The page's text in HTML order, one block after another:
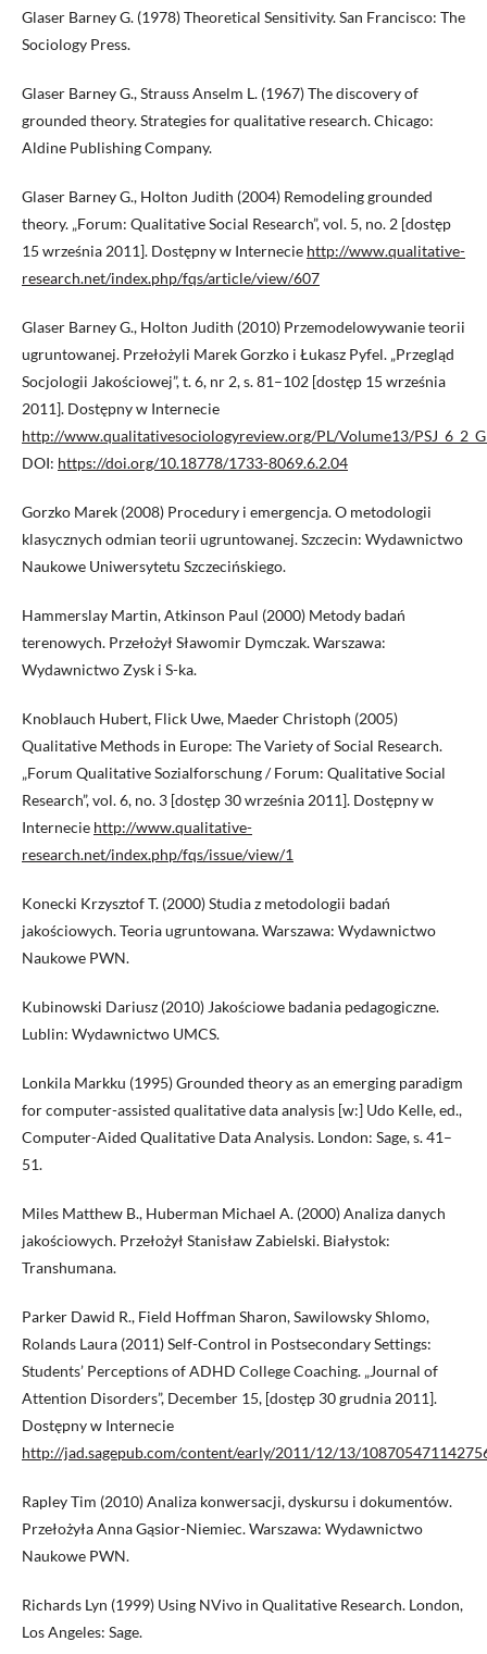
Glaser Barney G. (1978) Theoretical Sensitivity. San Francisco: The
Sociology Press.
Glaser Barney G., Strauss Anselm L. (1967) The discovery of
grounded theory. Strategies for qualitative research. Chicago:
Aldine Publishing Company.
Glaser Barney G., Holton Judith (2004) Remodeling grounded
theory. „Forum: Qualitative Social Research”, vol. 5, no. 2 [dostęp
15 września 2011]. Dostępny w Internecie http://www.qualitative-
research.net/index.php/fqs/article/view/607
Glaser Barney G., Holton Judith (2010) Przemodelowywanie teorii
ugruntowanej. Przełożyli Marek Gorzko i Łukasz Pyfel. „Przegląd
Socjologii Jakościowej”, t. 6, nr 2, s. 81–102 [dostęp 15 września
2011]. Dostępny w Internecie
http://www.qualitativesociologyreview.org/PL/Volume13/
DOI: https://doi.org/10.18778/1733-8069.6.2.04
Gorzko Marek (2008) Procedury i emergencja. O metodologii
klasycznych odmian teorii ugruntowanej. Szczecin: Wydawnictwo
Naukowe Uniwersytetu Szczecińskiego.
Hammerslay Martin, Atkinson Paul (2000) Metody badań
terenowych. Przełożył Sławomir Dymczak. Warszawa:
Wydawnictwo Zysk i S-ka.
Knoblauch Hubert, Flick Uwe, Maeder Christoph (2005)
Qualitative Methods in Europe: The Variety of Social Research.
„Forum Qualitative Sozialforschung / Forum: Qualitative Social
Research”, vol. 6, no. 3 [dostęp 30 września 2011]. Dostępny w
Internecie http://www.qualitative-
research.net/index.php/fqs/issue/view/1
Konecki Krzysztof T. (2000) Studia z metodologii badań
jakościowych. Teoria ugruntowana. Warszawa: Wydawnictwo
Naukowe PWN.
Kubinowski Dariusz (2010) Jakościowe badania pedagogiczne.
Lublin: Wydawnictwo UMCS.
Lonkila Markku (1995) Grounded theory as an emerging paradigm
for computer-assisted qualitative data analysis [w:] Udo Kelle, ed.,
Computer-Aided Qualitative Data Analysis. London: Sage, s. 41–
51.
Miles Matthew B., Huberman Michael A. (2000) Analiza danych
jakościowych. Przełożył Stanisław Zabielski. Białystok:
Transhumana.
Parker Dawid R., Field Hoffman Sharon, Sawilowsky Shlomo,
Rolands Laura (2011) Self-Control in Postsecondary Settings:
Students’ Perceptions of ADHD College Coaching. „Journal of
Attention Disorders”, December 15, [dostęp 30 grudnia 2011].
Dostępny w Internecie
http://jad.sagepub.com/content/early/2011/12/13/
Rapley Tim (2010) Analiza konwersacji, dyskursu i dokumentów.
Przełożyła Anna Gąsior-Niemiec. Warszawa: Wydawnictwo
Naukowe PWN.
Richards Lyn (1999) Using NVivo in Qualitative Research. London,
Los Angeles: Sage.